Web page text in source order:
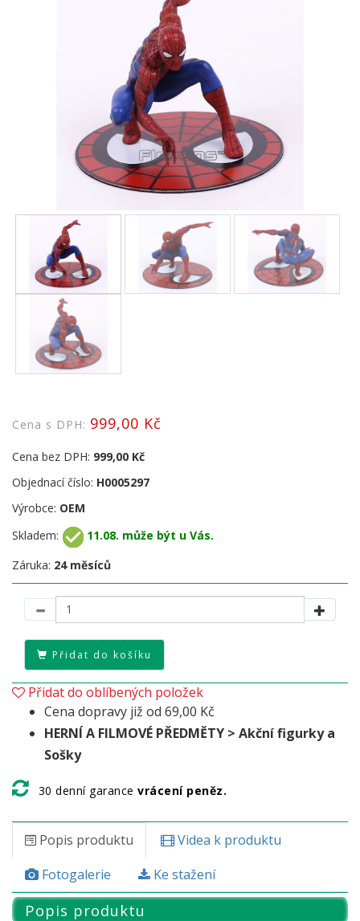
Cena s DPH: 999,00 Kč
Cena bez DPH: 999,00 Kč
Objednací číslo: H0005297
Výrobce: OEM
Skladem:
11.08. může být u Vás.
Záruka: 24 měsíců
Přidat do košíku
Přidat do oblíbených položek
Cena dopravy již od 69,00 Kč
HERNÍ A FILMOVÉ PŘEDMĚTY > Akční figurky a
Sošky
30 denní garance vrácení peněz.
Popis produktu
Videa k produktu
Fotogalerie
Ke stažení
Popis produktu